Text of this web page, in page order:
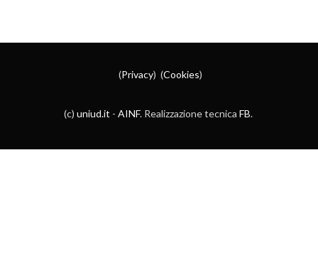
(Privacy) (Cookies)
(c) uniud.it - AINF. Realizzazione tecnica FB.